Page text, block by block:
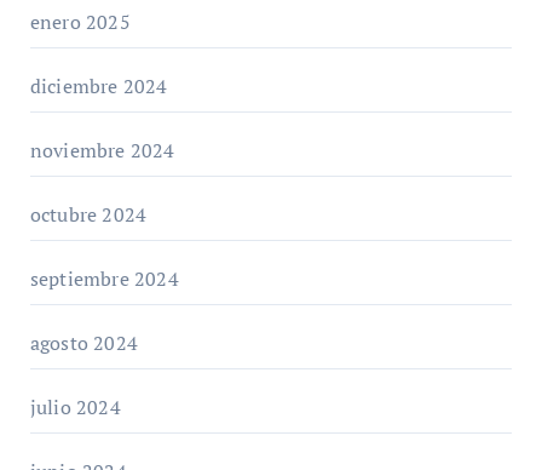
enero 2025
diciembre 2024
noviembre 2024
octubre 2024
septiembre 2024
agosto 2024
julio 2024